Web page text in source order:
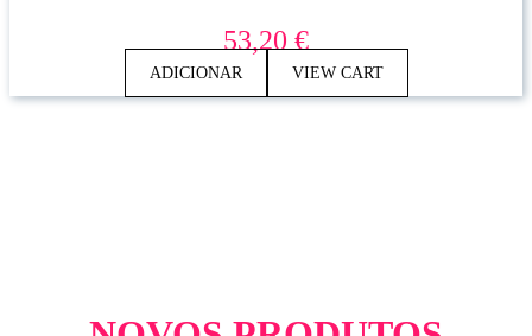
53,20 €
ADICIONAR VIEW CART